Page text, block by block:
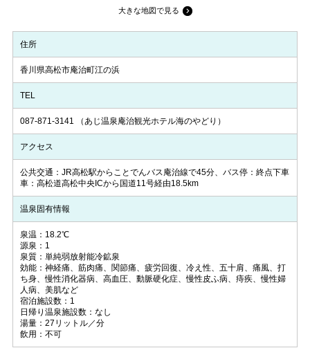
大きな地図で見る
住所
香川県高松市庵治町江の浜
TEL
087-871-3141 （あじ温泉庵治観光ホテル海のやどり）
アクセス
公共交通：JR高松駅からことでんバス庵治線で45分、バス停：終点下車
車：高松道高松中央ICから国道11号経由18.5km
温泉固有情報
泉温：18.2℃
源泉：1
泉質：単純弱放射能冷鉱泉
効能：神経痛、筋肉痛、関節痛、疲労回復、冷え性、五十肩、痛風、打
ち身、慢性消化器病、高血圧、動脈硬化症、慢性皮ふ病、痔疾、慢性婦
人病、美肌など
宿泊施設数：1
日帰り温泉施設数：なし
湯量：27リットル／分
飲用：不可